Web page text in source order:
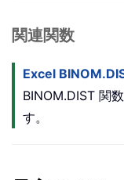
関連関数
Excel
BINOM.DIST 関
す。